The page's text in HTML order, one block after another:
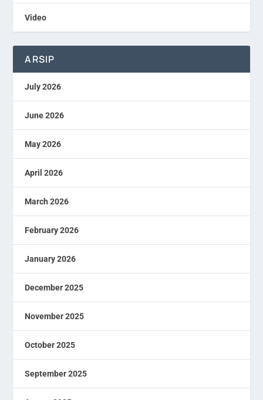
Video
ARSIP
July 2026
June 2026
May 2026
April 2026
March 2026
February 2026
January 2026
December 2025
November 2025
October 2025
September 2025